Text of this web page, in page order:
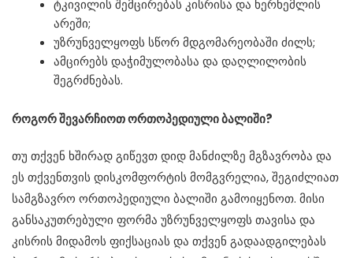
ტკივილის შემცირებას კისრისა და ხერხემლის
არეში;
უზრუნველყოფს სწორ მდგომარეობაში ძილს;
ამცირებს დაჭიმულობასა და დაღლილობის
შეგრძნებას.
როგორ შევარჩიოთ ორთოპედიული ბალიში?
თუ თქვენ ხშირად გიწევთ დიდ მანძილზე მგზავრობა და
ეს თქვენთვის დისკომფორტის მომგვრელია, შეგიძლიათ
სამგზავრო ორთოპედიული ბალიში გამოიყენოთ. მისი
განსაკუთრებული ფორმა უზრუნველყოფს თავისა და
კისრის მიდამოს ფიქსაციას და თქვენ გადაადგილებას